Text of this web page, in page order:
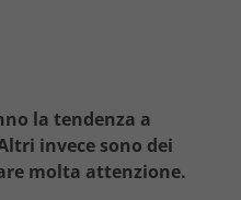
la tendenza a
invece sono dei
molta attenzione.